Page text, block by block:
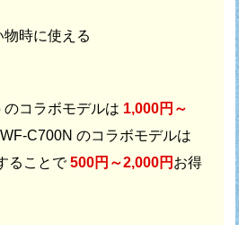
時に使える
コラボモデルは 1,000円～
WF-C700N のコラボモデルは
ることで500円～2,000円 お得